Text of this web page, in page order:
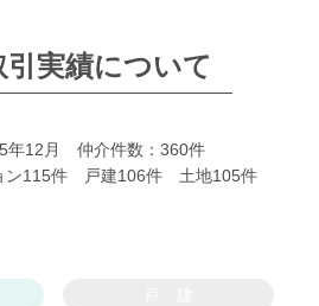
引実績について
年12月 仲介件数： 360件
ン115件 戸建106件 土地105件